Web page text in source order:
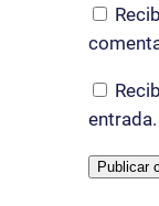
entrada.